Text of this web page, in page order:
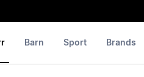
Barn Sport Brands